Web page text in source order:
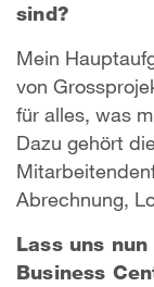
sind?
Mein
von
für alles, was
Dazu gehört
Abrechnung,
Lass uns
Business